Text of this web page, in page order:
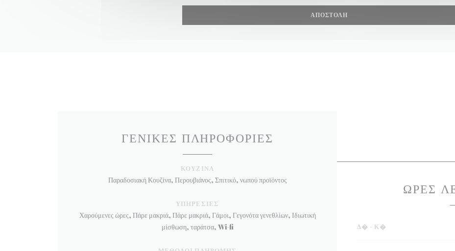
ΓΕΝΙΚΈΣ ΠΛΗΡΟΦΟΡΊΕΣ
ΚΟΥΖΊΝΑ
Παραδοσιακή Κουζίνα, Περουβιάνος, Σπιτικό, νωπού προϊόντος
ΥΠΗΡΕΣΊΕΣ
Χαρούμενες ώρες, Πάρε μακριά, Πάρε μακριά, Γάμοι, Γεγονότα γενεθλίων, Ιδιωτική
μίσθωση, ταράτσα, Wi-fi
ΏΡΕΣ
Δ� - Κ�